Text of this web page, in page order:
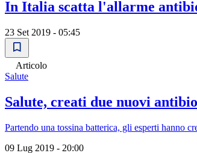
In Italia scatta l'allarme
23 Set 2019 - 05:45
Articolo
Salute
Salute, creati due nuovi
Partendo una tossina batterica, gli esperti hanno
09 Lug 2019 - 20:00